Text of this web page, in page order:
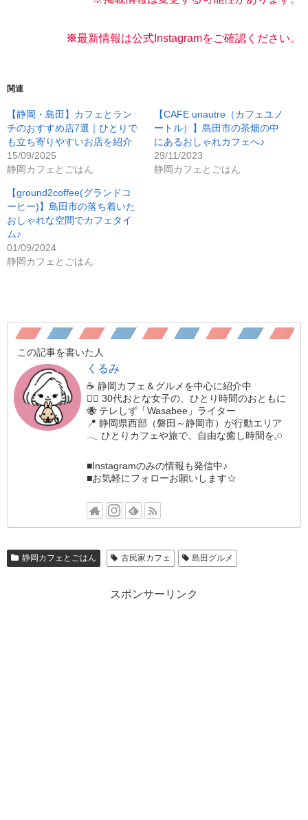
※最新情報は公式Instagramをご確認く ださい。
関連
【静岡・島田】カフェとラン
チのおすすめ店7選｜ひとりで
も立ち寄りやすいお店を紹介
15/09/2025
静岡カフェとごはん
【CAFE unautre（カフェユノ
ートル）】島田市の茶畑の中
にあるおしゃれカフェへ♪
29/11/2023
静岡カフェとごはん
【ground2coffee(グランドコ
ーヒー)】島田市の落ち着いた
おしゃれな空間でカフェタイ
ム♪
01/09/2024
静岡カフェとごはん
この記事を書いた人
くるみ
☕️ 静岡カフェ＆グルメを中心に紹介中
🚶‍♀️ 30代おとな女子の、ひとり時間のおともに
🐝 テレしず「Wasabee」ライター
📍 静岡県西部（磐田～静岡市）が行動エリア
𓂃 ひとりカフェや旅で、自由な癒し時間を𓈒𓏸
■Instagramのみの情報も発信中♪
■お気軽にフォローお願いします☆
静岡カフェとごはん 古民家カフェ 島田グルメ
スポンサーリンク